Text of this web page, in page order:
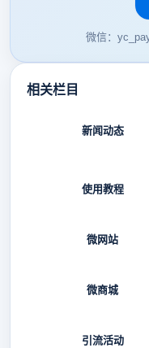
微信：
相关栏目
新闻动态
使用教程
微网站
微商城
引流活动